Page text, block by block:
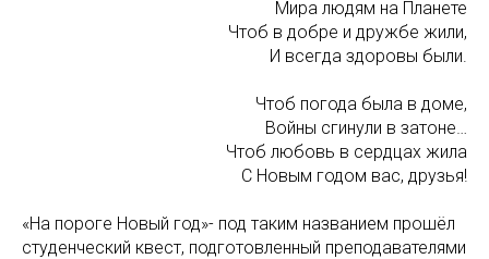
Мира людям на Планете
Чтоб в добре и дружбе жили,
И всегда здоровы были.
Чтоб погода была в доме,
Войны сгинули в затоне…
Чтоб любовь в сердцах жила
С Новым годом вас, друзья!
«На пороге Новый год»- под таким названием прошёл
студенческий квест, подготовленный преподавателями